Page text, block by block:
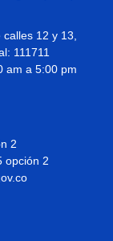
12 y 13,
111711
am a 5:00 pm
2
opción 2